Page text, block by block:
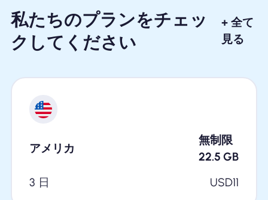
私たちのプランをチェッ
クしてください
+ 全て
見る
アメリカ
無制限
22.5 GB
3 日
USD11